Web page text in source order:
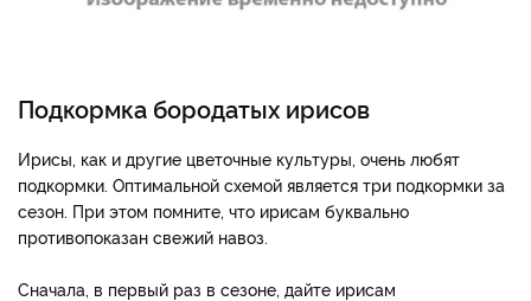
Подкормка бородатых ирисов
Ирисы, как и другие цветочные культуры, очень любят
подкормки. Оптимальной схемой является три подкормки за
сезон. При этом помните, что ирисам буквально
противопоказан свежий навоз.
Сначала, в первый раз в сезоне, дайте ирисам